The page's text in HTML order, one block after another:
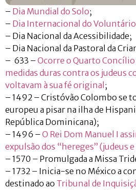
– Dia Mundial do Solo;
– Dia Internacional do Voluntário
– Dia Nacional da Acessibilidade;
– Dia Nacional da Pastoral da
– 633 – Ocorre o Quarto
medidas duras contra os judeus
voltavam à sua fé original ;
– 1492 – Cristóvão Colombo se
europeu a pisar na ilha de
República Dominicana);
– 1496 – O Rei Dom Manuel I
expulsão dos “hereges” (judeus
– 1570 – Promulgada a Missa
– 1732 – Inicia-se no México a
destinado ao Tribunal de